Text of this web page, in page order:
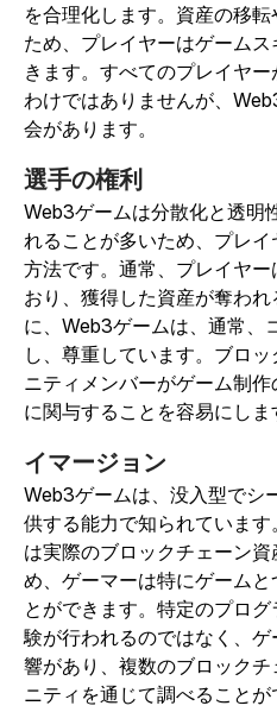
を合理化します。資産の移
ため、プレイヤーはゲーム
きます。すべてのプレイヤ
わけではありませんが、
会があります。
選手の権利
Web3ゲームは分散化と透明
れることが多いため、プレ
方法です。通常、プレイヤ
おり、獲得した資産が奪わ
に、Web3ゲームは、通常、
し、尊重しています。ブロ
ニティメンバーがゲーム制
に関与することを容易にしま
イマージョン
Web3ゲームは、没入型でシ
供する能力で知られていま
は実際のブロックチェーン
め、ゲーマーは特にゲーム
とができます。特定のプロ
験が行われるのではなく、
響があり、複数のブロック
ニティを通じて調べることが